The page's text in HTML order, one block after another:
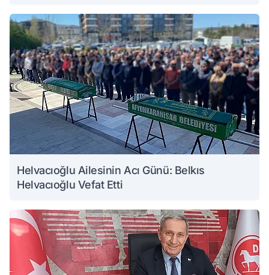
Helvacıoğlu Ailesinin Acı Günü: Belkıs
Helvacıoğlu Vefat Etti